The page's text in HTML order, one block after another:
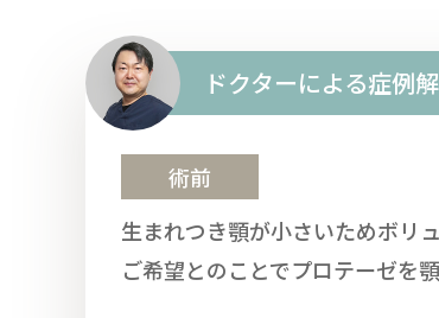
ドクターによる症例
術前
生まれつき顎が小さいためボリ
ご希望とのことでプロテーゼを